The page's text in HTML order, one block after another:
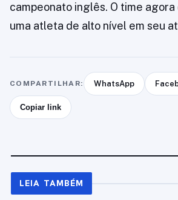
campeonato inglês. O time agora
uma atleta de alto nível em seu
COMPARTILHAR: WhatsApp
Copiar link
LEIA TAMBÉM